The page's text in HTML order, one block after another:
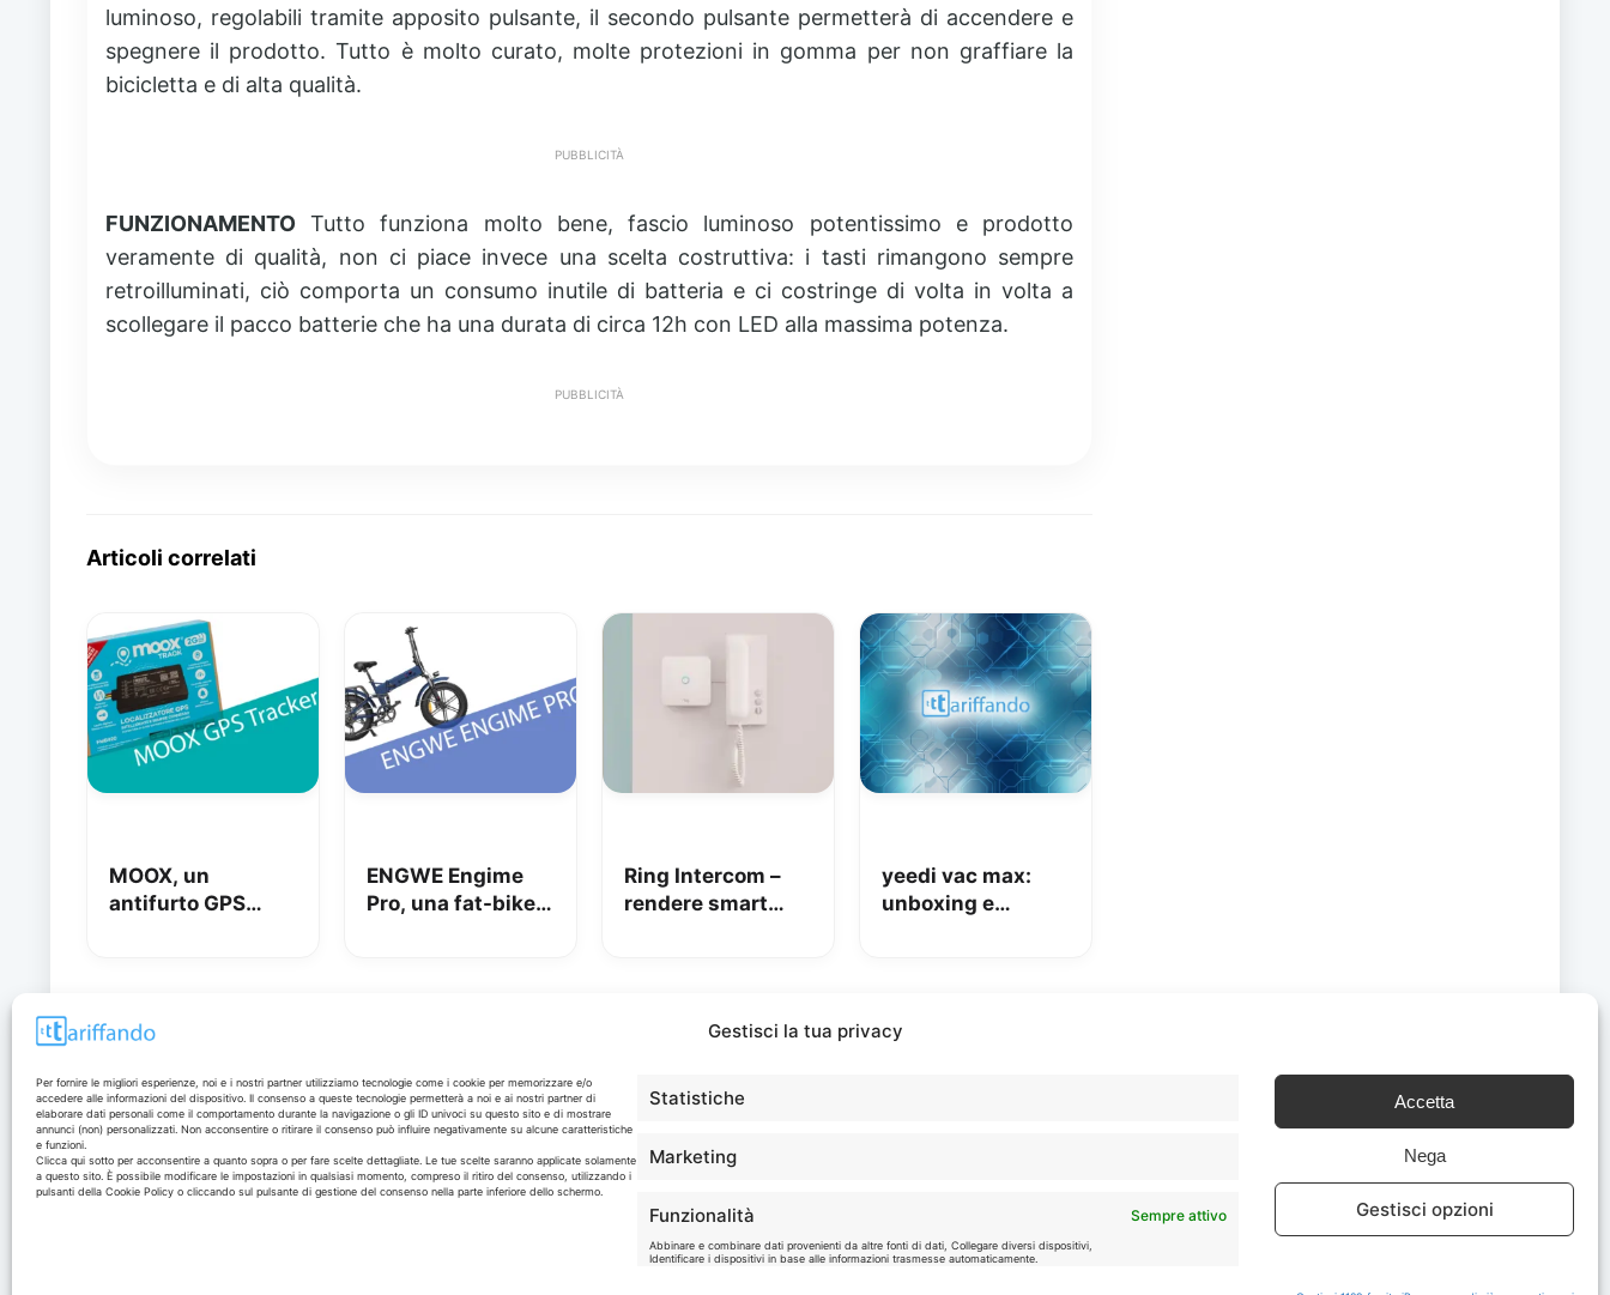
Gestisci la tua privacy
Per fornire le migliori esperienze, noi e i nostri partner utilizziamo tecnologie come i cookie per memorizzare e/o
accedere alle informazioni del dispositivo. Il consenso a queste tecnologie permetterà a noi e ai nostri partner di
elaborare dati personali come il comportamento durante la navigazione o gli ID univoci su questo sito e di mostrare
annunci (non) personalizzati. Non acconsentire o ritirare il consenso può influire negativamente su alcune caratteristiche
e funzioni.
Clicca qui sotto per acconsentire a quanto sopra o per fare scelte dettagliate. Le tue scelte saranno applicate solamente
a questo sito. È possibile modificare le impostazioni in qualsiasi momento, compreso il ritiro del consenso, utilizzando i
pulsanti della Cookie Policy o cliccando sul pulsante di gestione del consenso nella parte inferiore dello schermo.
Statistiche
Marketing
Funzionalità Sempre attivo
Abbinare e combinare dati provenienti da altre fonti di dati, Collegare diversi dispositivi,
Identificare i dispositivi in base alle informazioni trasmesse automaticamente.
Accetta
Nega
Gestisci opzioni
luminoso, regolabili tramite apposito pulsante, il secondo pulsante permetterà di accendere e
spegnere il prodotto. Tutto è molto curato, molte protezioni in gomma per non graffiare la
bicicletta e di alta qualità.
PUBBLICITÀ
FUNZIONAMENTO Tutto funziona molto bene, fascio luminoso potentissimo e prodotto
veramente di qualità, non ci piace invece una scelta costruttiva: i tasti rimangono sempre
retroilluminati, ciò comporta un consumo inutile di batteria e ci costringe di volta in volta a
scollegare il pacco batterie che ha una durata di circa 12h con LED alla massima potenza.
PUBBLICITÀ
Articoli correlati
MOOX, un
antifurto GPS
solo: la nostra
ENGWE Engime
Pro, una fat-bike
Ring Intercom –
rendere smart
yeedi vac max:
unboxing e
Disclaimer
I marchi citati appartengono ai rispettivi proprietari. Le
offerte segnalate possono subire variazioni: verifica
sempre le condizioni sui siti ufficiali.
Info
In qualità di Affiliato Amazon ed eBay, Tariffando riceve
un guadagno dagli acquisti idonei.
Note Legali|Cookie Policy